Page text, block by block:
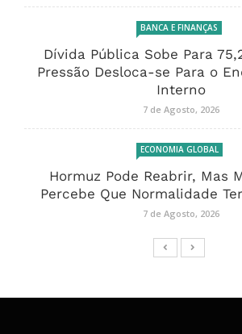
BANCA E FINANÇAS
Dívida Pública Sobe Para
Pressão Desloca-se Para o
Interno
7 de Agosto, 2026
ECONOMIA GLOBAL
Hormuz Pode Reabrir, Mas
Percebe Que Normalidade
7 de Agosto, 2026